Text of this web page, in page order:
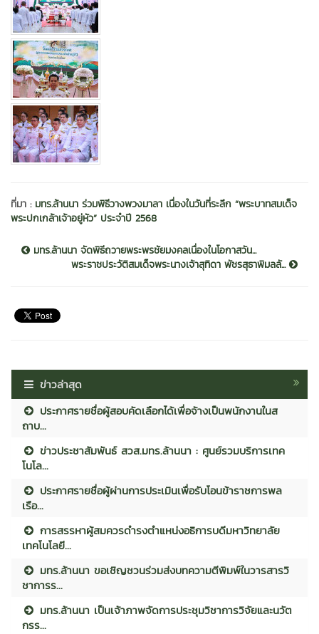
ที่มา : มทร.ล้านนา ร่วมพิธีวางพวงมาลา เนื่องในวันที่ระลึก “พระบาทสมเด็จ
พระปกเกล้าเจ้าอยู่หัว” ประจำปี 2568
มทร.ล้านนา จัดพิธีถวายพระพรชัยมงคลเนื่องในโอกาสวัน...
พระราชประวัติสมเด็จพระนางเจ้าสุทิดา พัชรสุธาพิมลลั...
ข่าวล่าสุด
ประกาศรายชื่อผู้สอบคัดเลือกได้เพื่อจ้างเป็นพนักงานในส
ถาบ...
ข่าวประชาสัมพันธ์ สวส.มทร.ล้านนา : ศูนย์รวมบริการเทค
โนโล...
ประกาศรายชื่อผู้ผ่านการประเมินเพื่อรับโอนข้าราชการพล
เรือ...
การสรรหาผู้สมควรดำรงตำแหน่งอธิการบดีมหาวิทยาลัย
เทคโนโลยี...
มทร.ล้านนา ขอเชิญชวนร่วมส่งบทความตีพิมพ์ในวารสารวิ
ชาการร...
มทร.ล้านนา เป็นเจ้าภาพจัดการประชุมวิชาการวิจัยและนวัต
กรร...